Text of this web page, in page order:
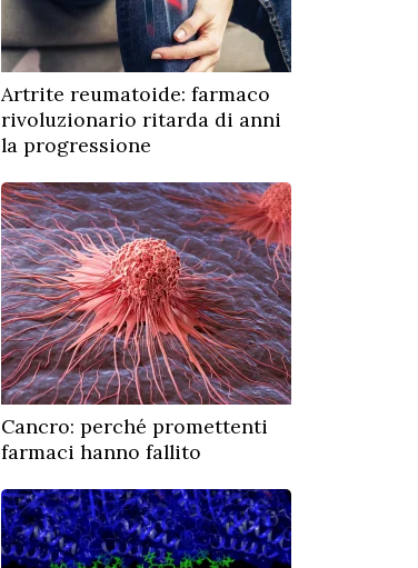
Artrite reumatoide: farmaco
rivoluzionario ritarda di anni
la progressione
Cancro: perché promettenti
farmaci hanno fallito